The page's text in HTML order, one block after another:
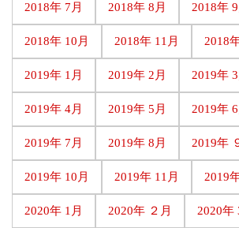
2018年 7月 2018年 8月 2018年 9
2018年 10月 2018年 11月 2018
2019年 1月 2019年 2月 2019年 3
2019年 4月 2019年 5月 2019年 6
2019年 7月 2019年 8月 2019年
2019年 10月 2019年 11月 2019
2020年 1月 2020年 ２月 2020年